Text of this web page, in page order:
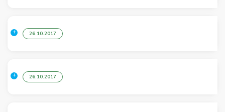
26.10.2017
26.10.2017